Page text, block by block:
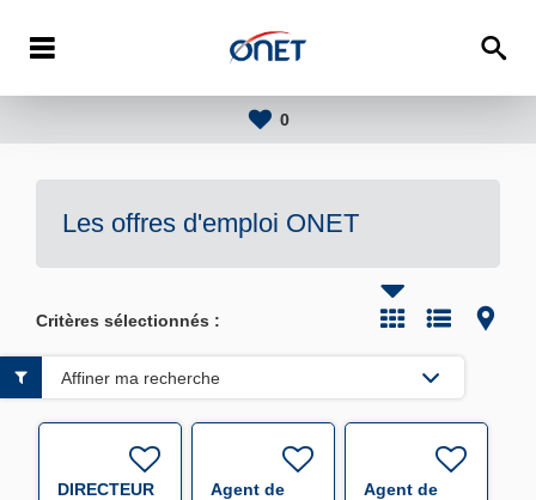
0
Les offres d'emploi ONET
Critères sélectionnés :
DIRECTEUR
Agent de
Agent de
Affiner ma recherche